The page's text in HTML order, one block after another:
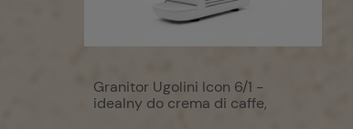
Granitor Ugolini Icon 6/1 -
idealny do crema di caffe,